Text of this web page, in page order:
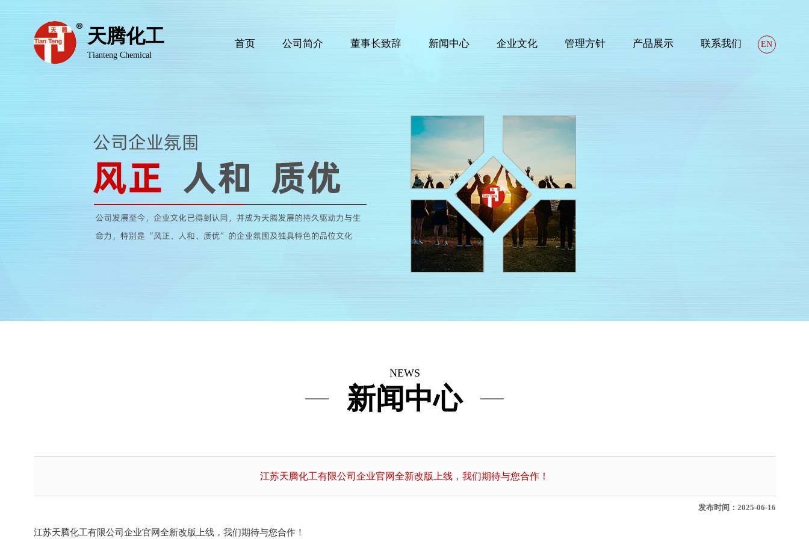
天腾化工
Tianteng Chemical
EN
首页 公司简介 董事长致辞 新闻中心 企业文化 管理方针 产品展示 联系我们
NEWS
新闻中心
江苏天腾化工有限公司企业官网全新改版上线，我们期待与您合作！
发布时间：2025-06-16
江苏天腾化工有限公司企业官网全新改版上线，我们期待与您合作！